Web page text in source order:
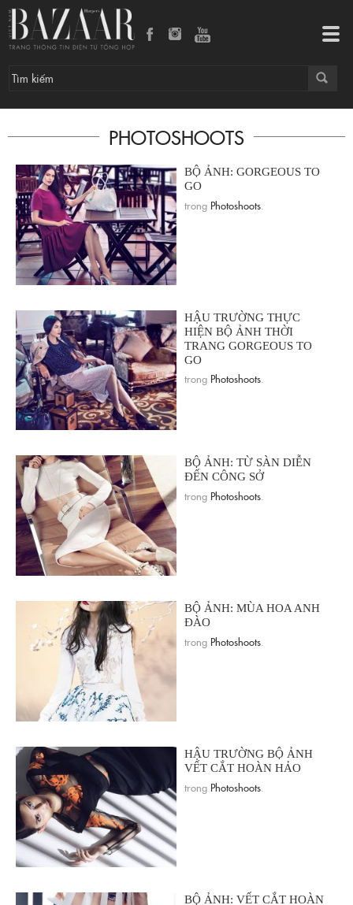
PHOTOSHOOTS
BỘ ẢNH: GORGEOUS TO
GO
trong Photoshoots
HẬU TRƯỜNG THỰC
HIỆN BỘ ẢNH THỜI
TRANG GORGEOUS TO
GO
trong Photoshoots
BỘ ẢNH: TỪ SÀN DIỄN
ĐẾN CÔNG SỞ
trong Photoshoots
BỘ ẢNH: MÙA HOA ANH
ĐÀO
trong Photoshoots
HẬU TRƯỜNG BỘ ẢNH
VẾT CẮT HOÀN HẢO
trong Photoshoots
BỘ ẢNH: VẾT CẮT HOÀN